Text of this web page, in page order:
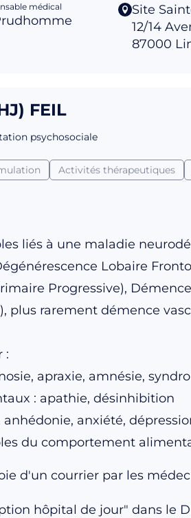
médical
Site
12/14
87000
FEIL
psychosociale
Activités thérapeutiques
liés à une maladie
Lobaire
Progressive),
plus rarement démence
:
apraxie, amnésie,
: apathie, désinhibition
anxiété,
du comportement
d'un courrier par les
hôpital de jour" dans le